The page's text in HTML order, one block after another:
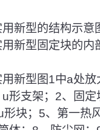
新型的结构示意
新型固定块的内
新型图1中a处放
形支架；2、固定
形块；5、第一热